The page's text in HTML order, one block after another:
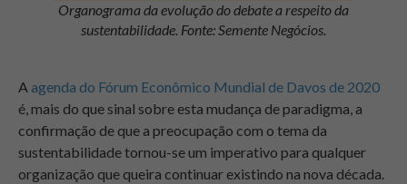
Organograma da evolução do debate a respeito da
sustentabilidade. Fonte: Semente Negócios.
A agenda do Fórum Econômico Mundial de Davos de 2020
é, mais do que sinal sobre esta mudança de paradigma, a
confirmação de que a preocupação com o tema da
sustentabilidade tornou-se um imperativo para qualquer
organização que queira continuar existindo na nova década.